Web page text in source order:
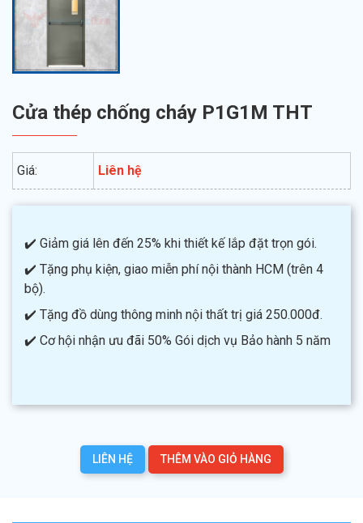
Cửa thép chống cháy P1G1M THT
Giá: Liên hệ
✔️ Giảm giá lên đến 25% khi thiết kế lắp đặt trọn gói.
✔️ Tặng phụ kiện, giao miễn phí nội thành HCM (trên 4
bộ).
✔️ Tặng đồ dùng thông minh nội thất trị giá 250.000đ.
✔️ Cơ hội nhận ưu đãi 50% Gói dịch vụ Bảo hành 5 năm
LIÊN HỆ THÊM VÀO GIỎ HÀNG